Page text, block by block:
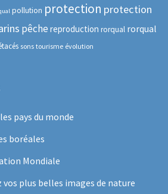
pollution protection protection
pêche reproduction rorqual rorqual
sons tourisme évolution
pays du monde
boréales
Mondiale
plus belles images de nature